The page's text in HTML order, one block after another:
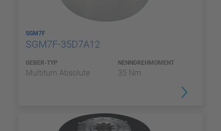
SGM7F
SGM7F-35D7A12
GEBER-TYP
Multiturn Absolute
NENNDREHMOMENT
35 Nm